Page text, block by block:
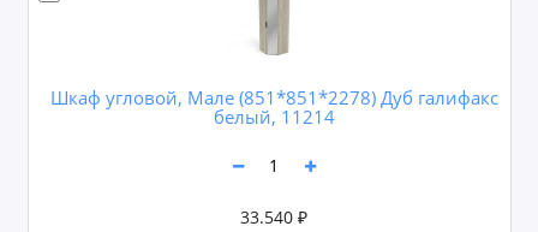
Шкаф угловой, Мале (851*851*2278) Дуб галифакс
белый, 11214
33.540 ₽